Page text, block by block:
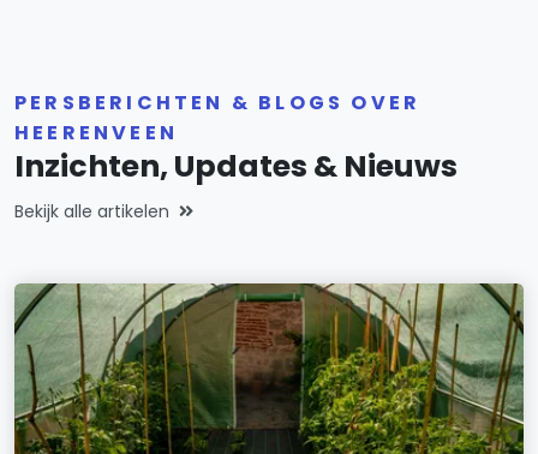
PERSBERICHTEN & BLOGS OVER
HEERENVEEN
Inzichten, Updates & Nieuws
Bekijk alle artikelen